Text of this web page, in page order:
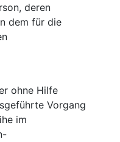
deren
dem für die
ohne Hilfe
Vorgang
im